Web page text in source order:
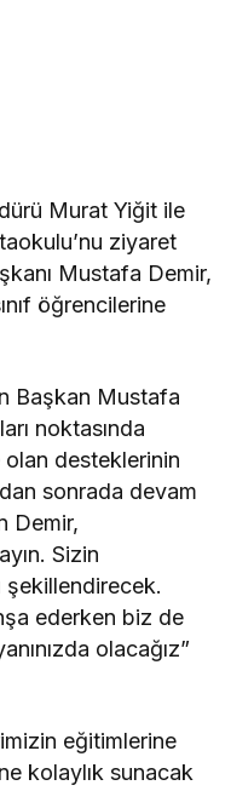
Murat Yiğit ile
ziyaret
Mustafa Demir,
öğrencilerine
Başkan Mustafa
noktasında
desteklerinin
sonrada devam
Demir,
Sizin
şekillendirecek.
ederken biz de
olacağız”
eğitimlerine
kolaylık sunacak